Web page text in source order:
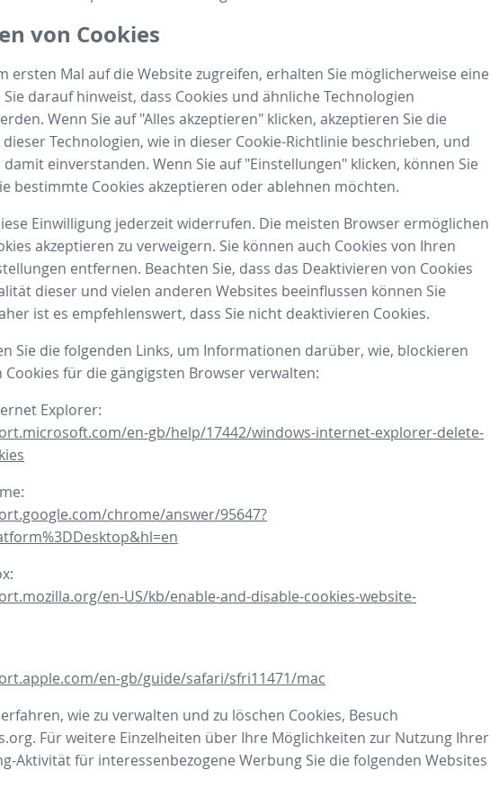
von Cookies
ersten Mal auf die Website zugreifen, erhalten Sie möglicherweise eine
darauf hinweist, dass Cookies und ähnliche Technologien
Wenn Sie auf "Alles akzeptieren" klicken, akzeptieren Sie die
Technologien, wie in dieser Cookie-Richtlinie beschrieben, und
einverstanden. Wenn Sie auf "Einstellungen" klicken, können Sie
bestimmte Cookies akzeptieren oder ablehnen möchten.
Einwilligung jederzeit widerrufen. Die meisten Browser ermöglichen
akzeptieren zu verweigern. Sie können auch Cookies von Ihren
entfernen. Beachten Sie, dass das Deaktivieren von Cookies
dieser und vielen anderen Websites beeinflussen können Sie
ist es empfehlenswert, dass Sie nicht deaktivieren Cookies.
Sie die folgenden Links, um Informationen darüber, wie, blockieren
für die gängigsten Browser verwalten:
Explorer:
en-gb/help/17442/windows-internet-explorer-delete-
chrome/answer/95647?
en-US/kb/enable-and-disable-cookies-website-
en-gb/guide/safari/sfri11471/mac
wie zu verwalten und zu löschen Cookies, Besuch
Für weitere Einzelheiten über Ihre Möglichkeiten zur Nutzung Ihrer
Aktivität für interessenbezogene Werbung Sie die folgenden Websites